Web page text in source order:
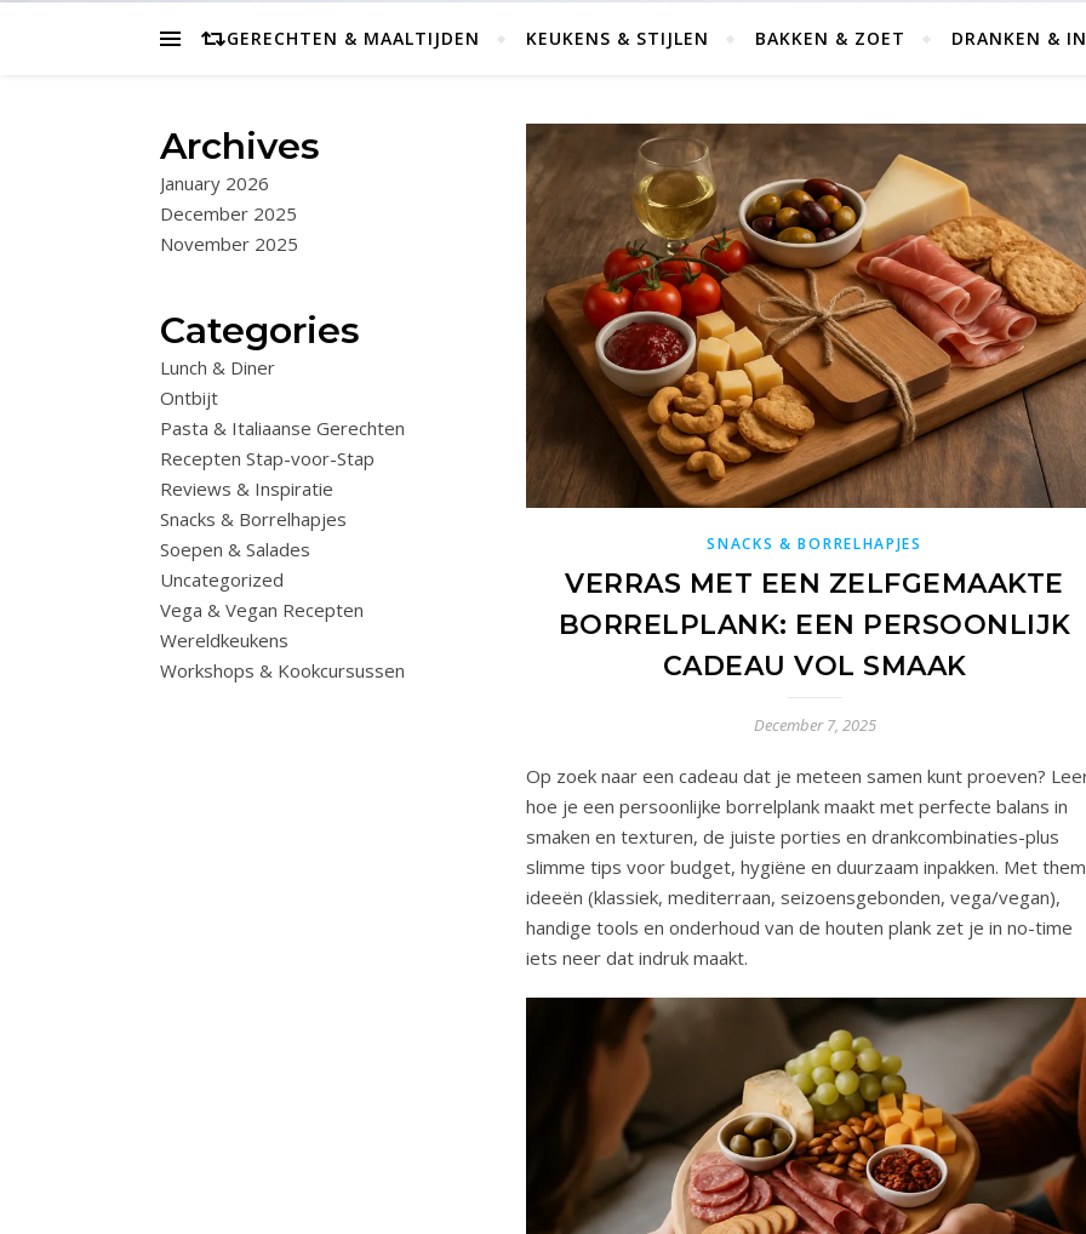
GERECHTEN & MAALTIJDEN KEUKENS & STIJLEN BAKKEN & ZOET DRANKEN &
Archives
January 2026
December 2025
November 2025
Categories
Lunch & Diner
Ontbijt
Pasta & Italiaanse Gerechten
Recepten Stap-voor-Stap
Reviews & Inspiratie
Snacks & Borrelhapjes
Soepen & Salades
Uncategorized
Vega & Vegan Recepten
Wereldkeukens
Workshops & Kookcursussen
SNACKS & BORRELHAPJES
VERRAS MET EEN ZELFGEMAAKTE
BORRELPLANK: EEN PERSOONLIJK
CADEAU VOL SMAAK
December 7, 2025
Op zoek naar een cadeau dat je meteen samen kunt proeven?
hoe je een persoonlijke borrelplank maakt met perfecte balans in
smaken en texturen, de juiste porties en drankcombinaties-plus
slimme tips voor budget, hygiëne en duurzaam inpakken. Met
ideeën (klassiek, mediterraan, seizoensgebonden, vega/vegan),
handige tools en onderhoud van de houten plank zet je in no-time
iets neer dat indruk maakt.